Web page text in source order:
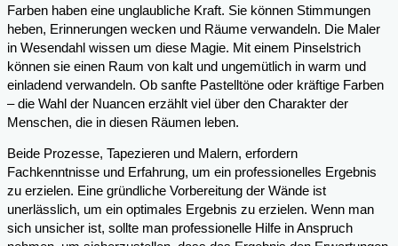
Farben haben eine unglaubliche Kraft. Sie können Stimmungen
heben, Erinnerungen wecken und Räume verwandeln. Die Maler
in Wesendahl wissen um diese Magie. Mit einem Pinselstrich
können sie einen Raum von kalt und ungemütlich in warm und
einladend verwandeln. Ob sanfte Pastelltöne oder kräftige Farben
– die Wahl der Nuancen erzählt viel über den Charakter der
Menschen, die in diesen Räumen leben.
Beide Prozesse, Tapezieren und Malern, erfordern
Fachkenntnisse und Erfahrung, um ein professionelles Ergebnis
zu erzielen. Eine gründliche Vorbereitung der Wände ist
unerlässlich, um ein optimales Ergebnis zu erzielen. Wenn man
sich unsicher ist, sollte man professionelle Hilfe in Anspruch